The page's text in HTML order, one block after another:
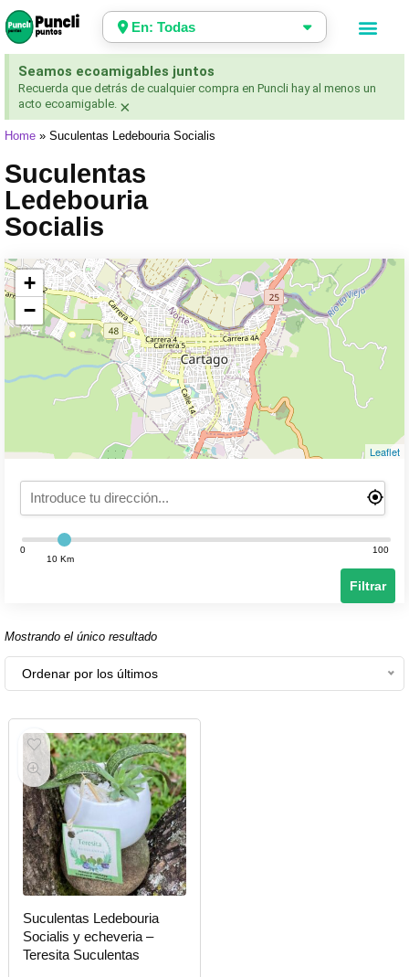
En: Todas
Seamos ecoamigables juntos
Recuerda que detrás de cualquier compra en Puncli hay al menos un
acto ecoamigable. ×
Home » Suculentas Ledebouria Socialis
Suculentas
Ledebouria
Socialis
+
−
Leaflet
0
10 Km
100
Filtrar
Mostrando el único resultado
Ordenar por los últimos
Suculentas Ledebouria
Socialis y echeveria –
Teresita Suculentas